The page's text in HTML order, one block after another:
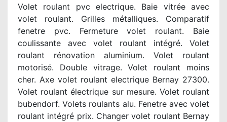
Volet roulant pvc electrique. Baie vitrée avec
volet roulant. Grilles métalliques. Comparatif
fenetre pvc. Fermeture volet roulant. Baie
coulissante avec volet roulant intégré. Volet
roulant rénovation aluminium. Volet roulant
motorisé. Double vitrage. Volet roulant moins
cher. Axe volet roulant electrique Bernay 27300.
Volet roulant électrique sur mesure. Volet roulant
bubendorf. Volets roulants alu. Fenetre avec volet
roulant intégré prix. Changer volet roulant Bernay